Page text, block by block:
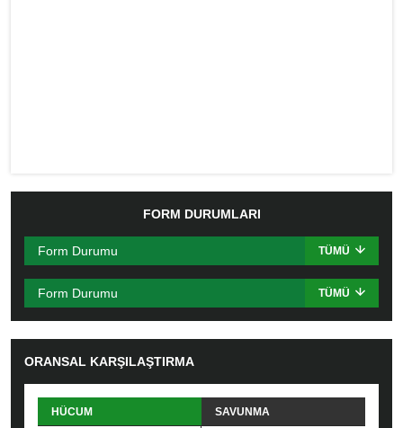
FORM DURUMLARI
Form Durumu TÜMÜ
Form Durumu TÜMÜ
ORANSAL KARŞILAŞTIRMA
HÜCUM SAVUNMA